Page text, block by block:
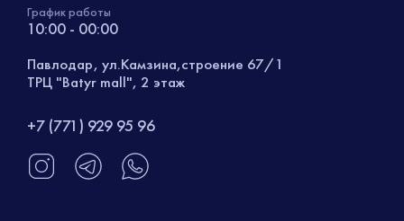
График работы
10:00 - 00:00
Павлодар, ул.Камзина,строение 67/1
ТРЦ "Batyr mall", 2 этаж
+7 (771) 929 95 96